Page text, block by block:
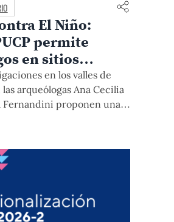
El Niño:
permite
en sitios
en los valles de
arqueólogas Ana Cecilia
Fernandini proponen una
que combina datos
campo para identificar
ante lluvias,
de El Niño.